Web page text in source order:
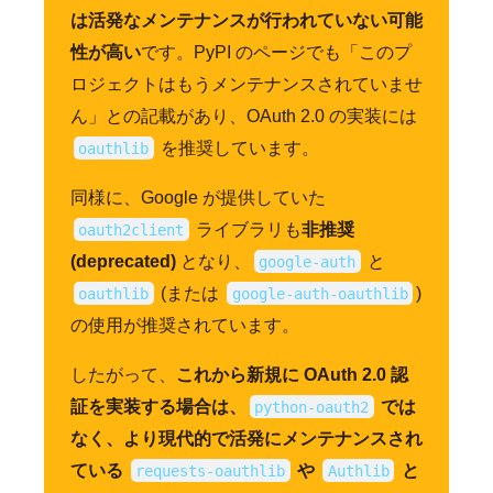
は活発なメンテナンスが行われていない可能
性が高いです。PyPI のページでも「このプ
ロジェクトはもうメンテナンスされていませ
ん」との記載があり、OAuth 2.0 の実装には
oauthlib を推奨しています。
同様に、Google が提供していた
oauth2client ライブラリも非推奨
(deprecated) となり、 google-auth と
oauthlib (または google-auth-oauthlib )
の使用が推奨されています。
したがって、
これから新規に OAuth 2.0 認
証を実装する場合は、
python-oauth2
では
なく、より現代的で活発にメンテナンスされ
ている
requests-oauthlib や Authlib
と